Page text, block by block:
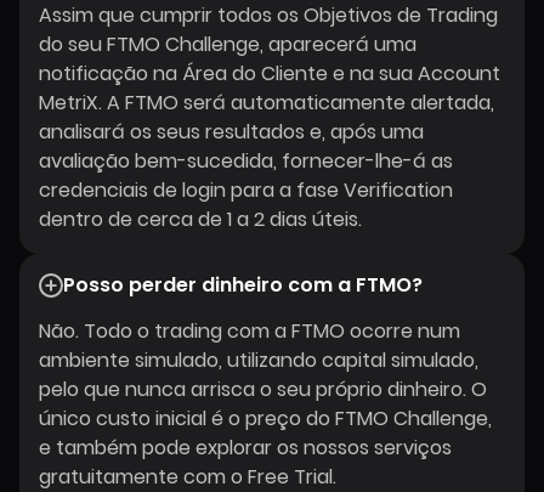
Assim que cumprir todos os Objetivos de Trading
do seu FTMO Challenge, aparecerá uma
notificação na Área do Cliente e na sua Account
MetriX. A FTMO será automaticamente alertada,
analisará os seus resultados e, após uma
avaliação bem-sucedida, fornecer-lhe-á as
credenciais de login para a fase Verification
dentro de cerca de 1 a 2 dias úteis.
Posso perder dinheiro com a FTMO?
Não. Todo o trading com a FTMO ocorre num
ambiente simulado, utilizando capital simulado,
pelo que nunca arrisca o seu próprio dinheiro. O
único custo inicial é o preço do FTMO Challenge,
e também pode explorar os nossos serviços
gratuitamente com o Free Trial.